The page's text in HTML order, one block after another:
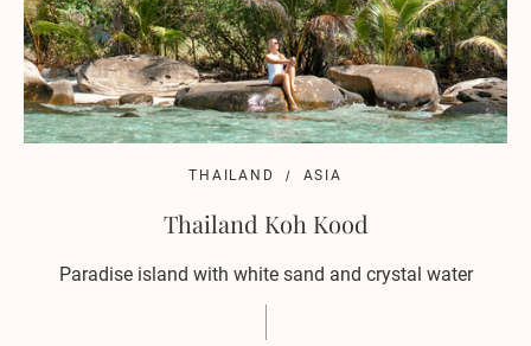
THAILAND ASIA
Thailand Koh Kood
Paradise island with white sand and crystal water